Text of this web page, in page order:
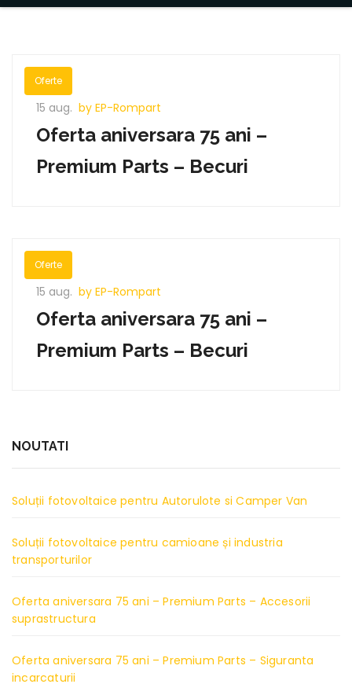
Oferte
15 aug. by EP-Rompart
Oferta aniversara 75 ani –
Premium Parts – Becuri
Oferte
15 aug. by EP-Rompart
Oferta aniversara 75 ani –
Premium Parts – Becuri
NOUTATI
Soluții fotovoltaice pentru Autorulote si Camper Van
Soluții fotovoltaice pentru camioane și industria
transporturilor
Oferta aniversara 75 ani – Premium Parts – Accesorii
suprastructura
Oferta aniversara 75 ani – Premium Parts – Siguranta
incarcaturii